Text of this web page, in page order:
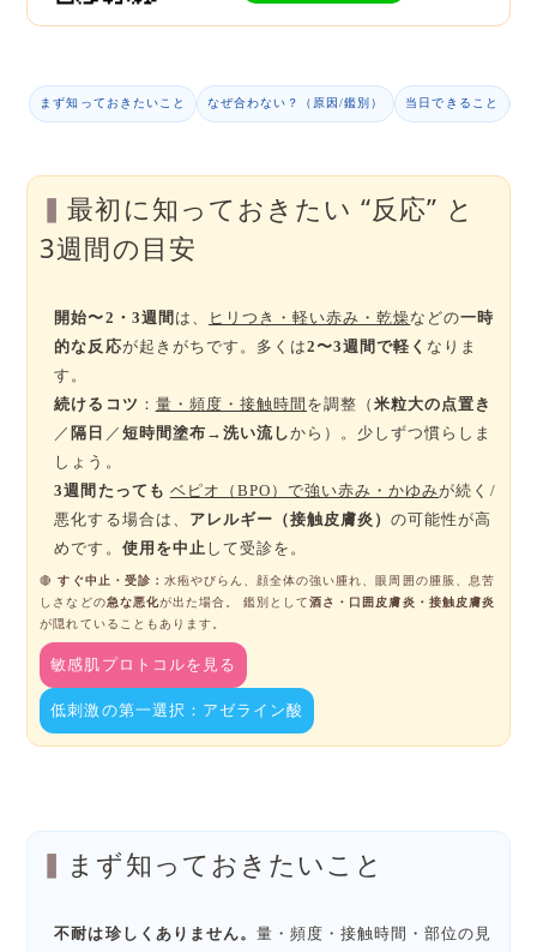
まず知っておきたいこと なぜ合わない？（原因/鑑別） 当日できること
最初に知っておきたい “反応” と
3週間の目安
開始〜2・3週間 は、 ヒリつき・軽い赤み・乾燥などの一時
的な反応が起きがちです。多くは2〜3週間で軽く なりま
す。
続けるコツ ： 量・頻度・接触時間 を調整（米粒大の点置き
／ 隔日 ／ 短時間塗布→洗い流しから）。少しずつ慣らしま
しょう。
3週間たっても ベピオ（BPO）で強い赤み・かゆみが続く/
悪化する場合は、 アレルギー（接触皮膚炎）の可能性が高
めです。 使用を中止 して受診を。
🔴すぐ中止・受診： 水疱やびらん、顔全体の強い腫れ、眼周囲の腫脹、息苦
しさなどの急な悪化が出た場合。 鑑別として酒さ・口囲皮膚炎・接触皮膚炎
が隠れていることもあります。
敏感肌プロトコルを見る
低刺激の第一選択：アゼライン酸
まず知っておきたいこと
不耐は珍しくありません。 量・頻度・接触時間・部位の見